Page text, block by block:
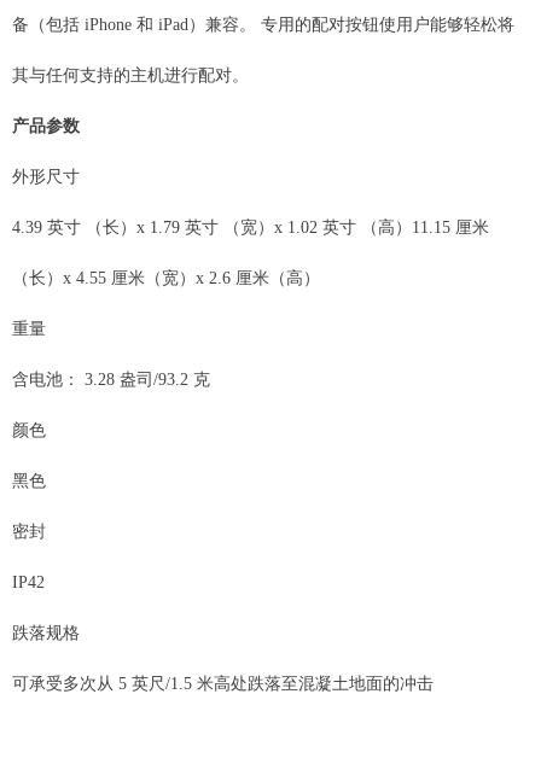
备（包括 iPhone 和 iPad）兼容。 专用的配对按钮使用户能够轻松将
其与任何支持的主机进行配对。
产品参数
外形尺寸
4.39 英寸 （长）x 1.79 英寸 （宽）x 1.02 英寸 （高）11.15 厘米
（长）x 4.55 厘米（宽）x 2.6 厘米（高）
重量
含电池： 3.28 盎司/93.2 克
颜色
黑色
密封
IP42
跌落规格
可承受多次从 5 英尺/1.5 米高处跌落至混凝土地面的冲击